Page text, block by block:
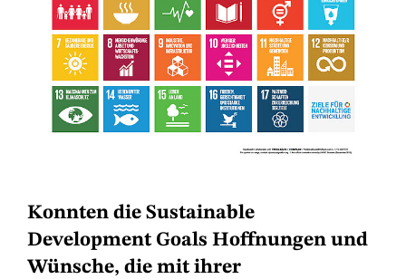
Konnten die Sustainable
Development Goals Hoffnungen und
Wünsche, die mit ihrer